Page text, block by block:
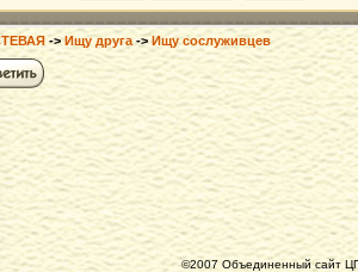
->Ищу друга ->Ищу сослуживцев
©2007 Объединенный сайт